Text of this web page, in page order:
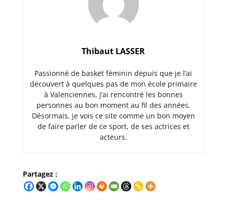
Thibaut LASSER
Passionné de basket féminin depuis que je l’ai
découvert à quelques pas de mon école primaire
à Valenciennes, j’ai rencontré les bonnes
personnes au bon moment au fil des années.
Désormais, je vois ce site comme un bon moyen
de faire parler de ce sport, de ses actrices et
acteurs.
Partagez :